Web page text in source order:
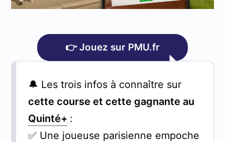
👉 Jouez sur PMU.fr
🔔 Les trois infos à connaître sur
cette course et cette gagnante au
Quinté+ :
✅ Une joueuse parisienne empoche